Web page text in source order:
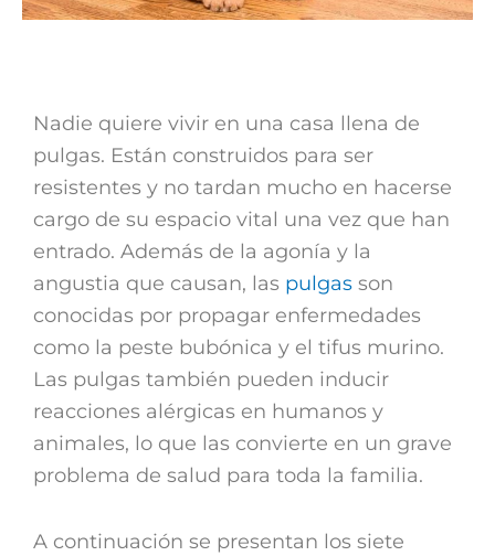
Nadie quiere vivir en una casa llena de
pulgas. Están construidos para ser
resistentes y no tardan mucho en hacerse
cargo de su espacio vital una vez que han
entrado. Además de la agonía y la
angustia que causan, las pulgas son
conocidas por propagar enfermedades
como la peste bubónica y el tifus murino.
Las pulgas también pueden inducir
reacciones alérgicas en humanos y
animales, lo que las convierte en un grave
problema de salud para toda la familia.
A continuación se presentan los siete